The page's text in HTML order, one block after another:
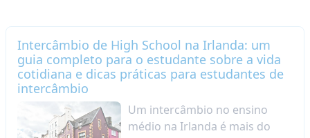
Intercâmbio de High School na Irlanda: um
guia completo para o estudante sobre a vida
cotidiana e dicas práticas para estudantes de
intercâmbio
Um intercâmbio no ensino
médio na Irlanda é mais do